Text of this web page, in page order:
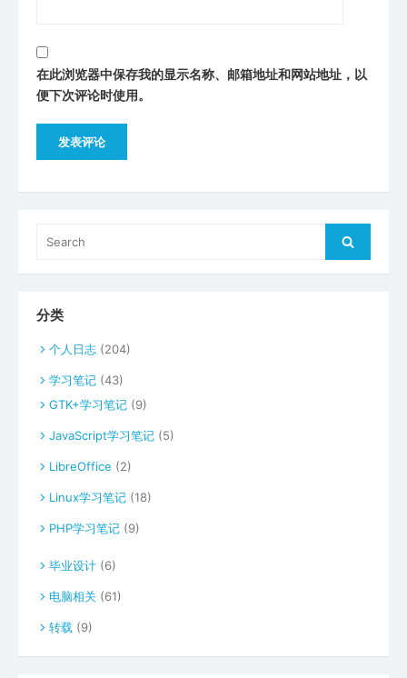
在此浏览器中保存我的显示名称、邮箱地址和网站地址，以
便下次评论时使用。
for:
Search
分类
个人日志 (204)
学习笔记 (43)
GTK+学习笔记 (9)
JavaScript学习笔记 (5)
LibreOffice (2)
Linux学习笔记 (18)
PHP学习笔记 (9)
毕业设计 (6)
电脑相关 (61)
转载 (9)